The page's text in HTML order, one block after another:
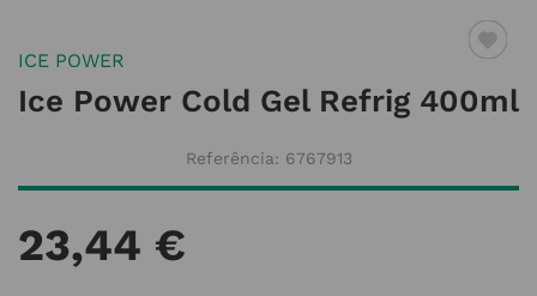
ICE POWER
Ice Power Cold Gel Refrig 400ml
Referência: 6767913
23,44 €